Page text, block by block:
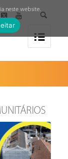
neste website.